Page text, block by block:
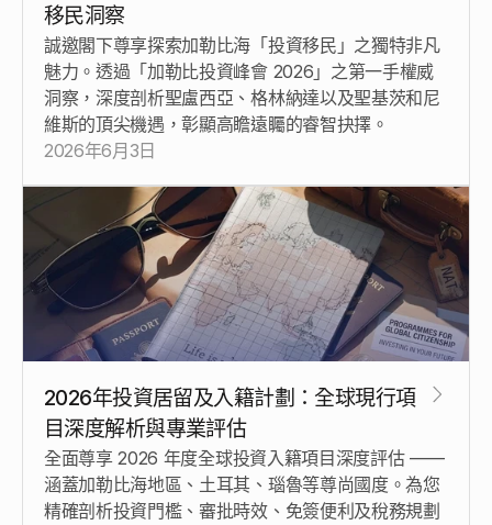
移民洞察
誠邀閣下尊享探索加勒比海「投資移民」之獨特非凡
魅力。透過「加勒比投資峰會 2026」之第一手權威
洞察，深度剖析聖盧西亞、格林納達以及聖基茨和尼
維斯的頂尖機遇，彰顯高瞻遠矚的睿智抉擇。
2026年6月3日
2026年投資居留及入籍計劃：全球現行項
目深度解析與專業評估
全面尊享 2026 年度全球投資入籍項目深度評估 ——
涵蓋加勒比海地區、土耳其、瑙魯等尊尚國度。為您
精確剖析投資門檻、審批時效、免簽便利及稅務規劃